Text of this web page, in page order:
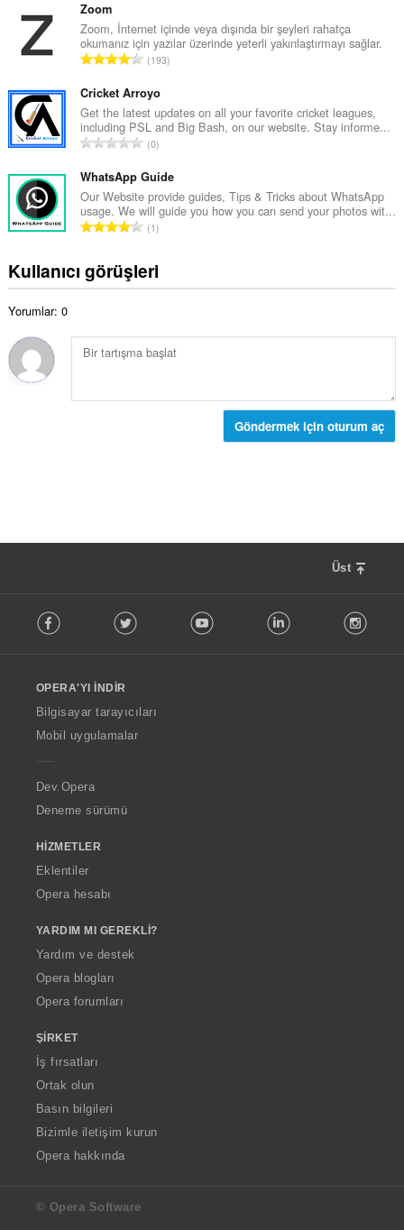
s
a
y
ı
s
ı
:
l
a
m
y
s
a
y
ı
s
ı
:
Zoom
Zoom, İnternet içinde veya dışında bir şeyleri rahatça
okumanız için yazılar üzerinde yeterli yakınlaştırmayı sağlar.
T
p
l
a
m
y
s
a
y
s
ı
193
Cricket Arroyo
Get the latest updates on all your favorite cricket leagues,
including PSL and Big Bash, on our website. Stay informe...
T
p
l
a
m
y
s
ı
s
0
WhatsApp Guide
Our Website provide guides, Tips & Tricks about WhatsApp
usage. We will guide you how you can send your photos wit...
T
l
o
y
y
1
Kullanıcı görüşleri
Yorumlar: 0
Göndermek için oturum aç
Üst
o
w
O
p
a
Facebook Twitter Youtube LinkedIn
OPERA'YI İNDIR
Bilgisayar tarayıcıları
Mobil uygulamalar
Dev.Opera
Deneme sürümü
HIZMETLER
Eklentiler
Opera hesabı
YARDIM MI GEREKLI?
Yardım ve destek
Opera blogları
Opera forumları
ŞIRKET
İş fırsatları
Ortak olun
Basın bilgileri
Bizimle iletişim kurun
Opera hakkında
© Opera Software